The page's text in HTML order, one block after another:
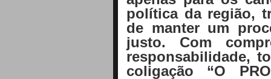
política da região,
de manter um
justo. Com
responsabilidade,
coligação “O